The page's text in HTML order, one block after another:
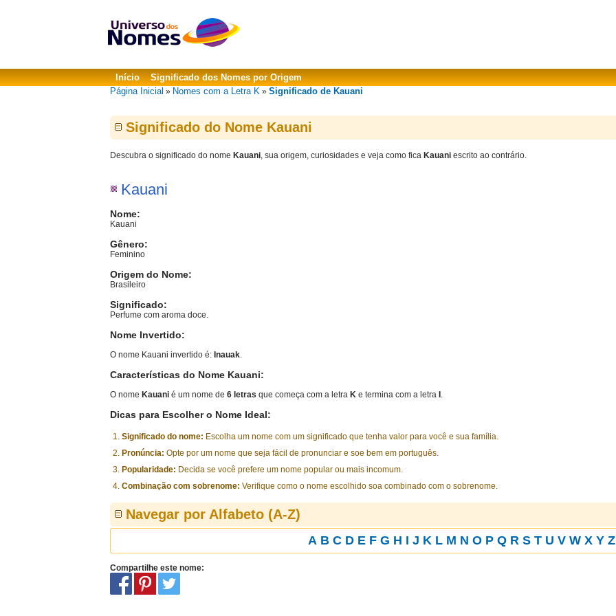
Início
Significado dos Nomes por Origem
Página Inicial » Nomes com a Letra K » Significado de Kauani
Significado do Nome Kauani
Descubra o significado do nome Kauani, sua origem, curiosidades e veja como fica Kauani escrito ao contrário.
Kauani
Nome:
Kauani
Gênero:
Feminino
Origem do Nome:
Brasileiro
Significado:
Perfume com aroma doce.
Nome Invertido:
O nome Kauani invertido é: Inauak.
Características do Nome Kauani:
O nome Kauani é um nome de 6 letras que começa com a letra K e termina com a letra .
Dicas para Escolher o Nome Ideal:
Significado do nome: Escolha um nome com um significado que tenha valor para você e sua família.
Pronúncia: Opte por um nome que seja fácil de pronunciar e soe bem em português.
Popularidade: Decida se você prefere um nome popular ou mais incomum.
Combinação com sobrenome: Verifique como o nome escolhido soa combinado com o sobrenome.
Navegar por Alfabeto (A-Z)
A B C D E F G H I J K L M N O P Q R S T U V W X Y Z
Compartilhe este nome: